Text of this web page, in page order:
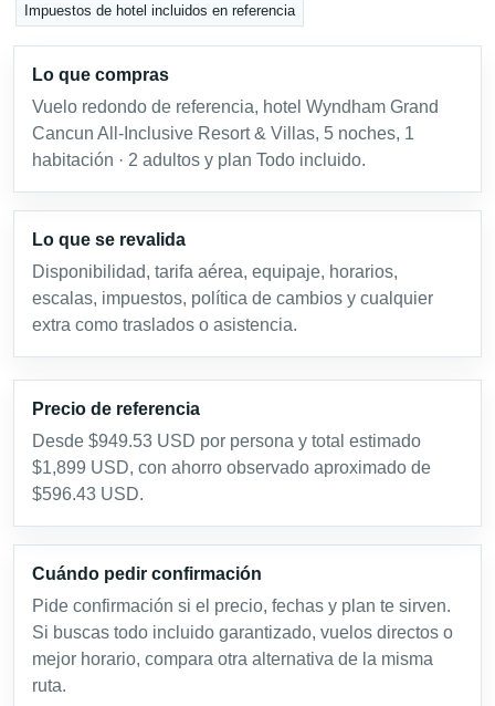
Impuestos de hotel incluidos en referencia
Lo que compras
Vuelo redondo de referencia, hotel Wyndham Grand
Cancun All-Inclusive Resort & Villas, 5 noches, 1
habitación · 2 adultos y plan Todo incluido.
Lo que se revalida
Disponibilidad, tarifa aérea, equipaje, horarios,
escalas, impuestos, política de cambios y cualquier
extra como traslados o asistencia.
Precio de referencia
Desde $949.53 USD por persona y total estimado
$1,899 USD, con ahorro observado aproximado de
$596.43 USD.
Cuándo pedir confirmación
Pide confirmación si el precio, fechas y plan te sirven.
Si buscas todo incluido garantizado, vuelos directos o
mejor horario, compara otra alternativa de la misma
ruta.